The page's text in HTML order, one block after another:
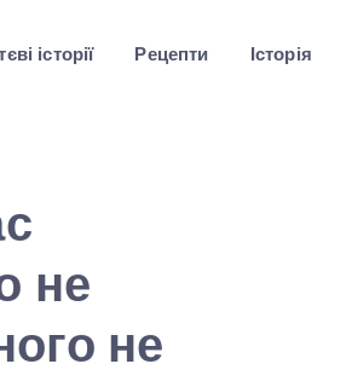
історії Рецепти Історія
не
не